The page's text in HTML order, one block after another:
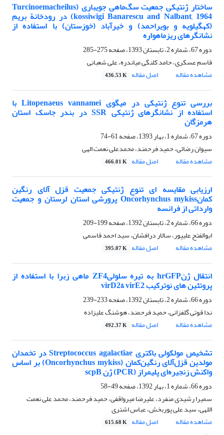
ساختار ژنتیکی جمعیت سگ‌ماهی جویباری (Turcinoemacheilus
kossiwigi Banarescu and Nalbant, 1964) در رودخانة بریم
(کهگیلویه و بویراحمد) و خیرآباد (خوزستان) با استفاده از
نشانگرهای ریزماهواره
دوره 67، شماره 2، تابستان 1393، صفحه
275-285
قاسم عسکری، حامد کلنگی میاندره، علی شعبانی
مشاهده مقاله
اصل مقاله 436.53 K
بررسی تنوع ژنتیکی در میگوی Litopenaeus vannamei با
استفاده از نشانگرهای ژنتیکی SSR در بندر جاسک استان
هرمزگان
دوره 67، شماره 1، بهار 1393، صفحه
61-74
سیوان رضائی، حمید فرحمند، محمدعلی نعمت الهی
مشاهده مقاله
اصل مقاله 466.01 K
ارزیابی مقایسه ای تنوع ژنتیکی جمعیت قزل آلای رنگین
کمانOncorhynchus mykiss پرورشی استان لرستان و جمعیت
وارداتی از فرانسه
دوره 66، شماره 2، تابستان 1392، صفحه
199-209
ابوالفتح علیپور، سالار درافشان، سید احمد قاسمی
مشاهده مقاله
اصل مقاله 395.07 K
انتقال ژنhrGFP به تیره سلولیZF4 ماهی زبرا با استفاده از
پروتئین های نوترکیب virD2& virE2
دوره 66، شماره 2، تابستان 1392، صفحه
233-239
ندا قوتی گلفزانی، حمید فرحمند، هوشنگ علیزاده
مشاهده مقاله
اصل مقاله 492.37 K
تشخیص مولکولی باکتری Streptococcus agalactiae در تخمدان
مولدین قزل‌آلای رنگین‌کمان (Oncorhynchus mykiss) بر اساس
واکنش زنجیره‌ای پلیمراز (PCR) ژن scpB
دوره 66، شماره 1، بهار 1392، صفحه
49-58
سمیرا رشیدی منفرد، علیرضا میرواقفی، حمید فرحمند، محمد علی نعمت
اللهی، سید علی پوربخش، عباس اشتری
مشاهده مقاله
اصل مقاله 615.68 K